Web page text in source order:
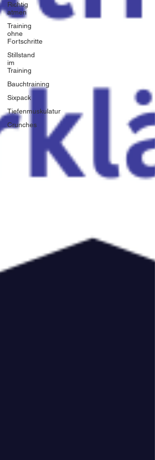
Richtig
atmen
Training
ohne
Fortschritte
Stillstand
im
Training
Bauchtraining
Sixpack
Tiefenmuskulatur
Crunches